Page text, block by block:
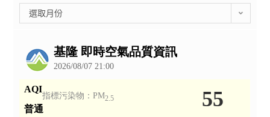
整
選取月份